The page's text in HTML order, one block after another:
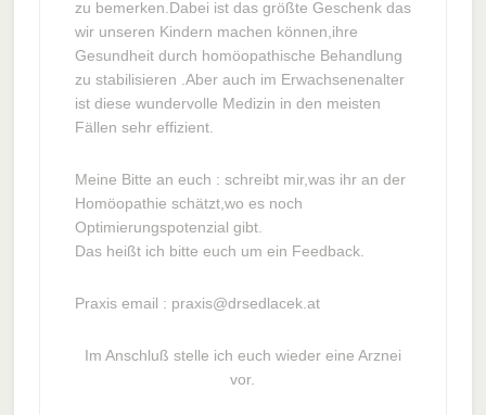
zu bemerken.Dabei ist das größte Geschenk das
wir unseren Kindern machen können,ihre
Gesundheit durch homöopathische Behandlung
zu stabilisieren .Aber auch im Erwachsenenalter
ist diese wundervolle Medizin in den meisten
Fällen sehr effizient.
Meine Bitte an euch : schreibt mir,was ihr an der
Homöopathie schätzt,wo es noch
Optimierungspotenzial gibt.
Das heißt ich bitte euch um ein Feedback.
Praxis email : praxis@drsedlacek.at
Im Anschluß stelle ich euch wieder eine Arznei
vor.